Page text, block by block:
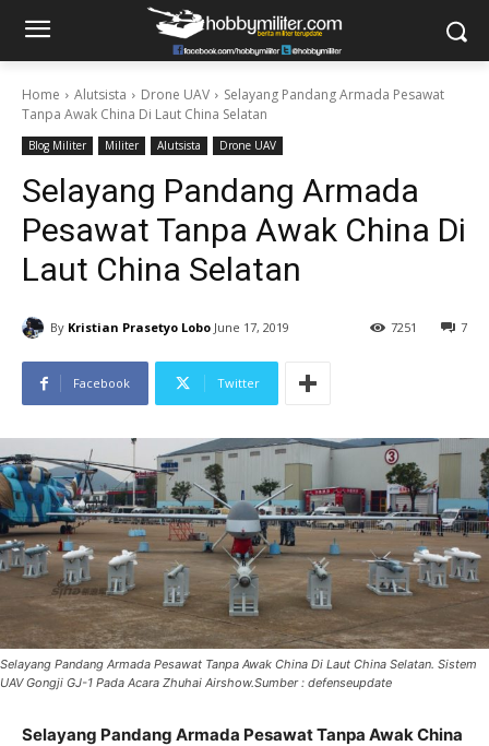
Home Alutsista Drone UAV
Selayang Pandang Armada Pesawat
Tanpa Awak China Di Laut China Selatan
Blog Militer Militer Alutsista Drone UAV
Selayang Pandang Armada
Pesawat Tanpa Awak China Di
Laut China Selatan
By Kristian Prasetyo Lobo June 17, 2019 7
7251
Facebook Twitter
Selayang Pandang Armada Pesawat Tanpa Awak China Di Laut China Selatan. Sistem
UAV Gongji GJ-1 Pada Acara Zhuhai Airshow.Sumber : defenseupdate
Selayang Pandang Armada Pesawat Tanpa Awak China